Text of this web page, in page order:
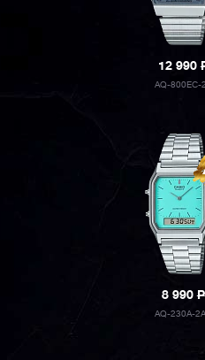
12 990
AQ-800EC-
8 990P
AQ-230A-